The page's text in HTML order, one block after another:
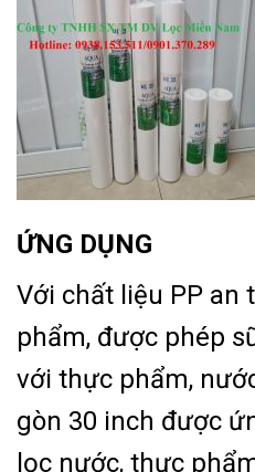
ỨNG DỤNG
Với chất liệu PP an
phẩm, được phép
với thực phẩm,
gòn 30 inch được
lọc nước, thực